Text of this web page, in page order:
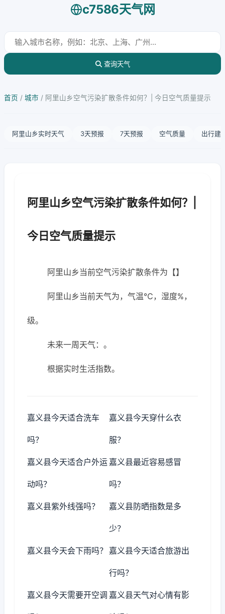
c7586天气网
查询天气
首页 / 城市 / 阿里山乡空气污染扩散条件如何？| 今日空气质量提示
阿里山乡实时天气 3天预报 7天预报 空气质量 出行建
阿里山乡空气污染扩散条件如何？|
今日空气质量提示
阿里山乡当前空气污染扩散条件为【】
阿里山乡当前天气为，气温℃，湿度%，
级。
未来一周天气：。
根据实时生活指数。
嘉义县今天适合洗车
吗？
嘉义县今天穿什么衣
服？
嘉义县今天适合户外运
动吗？
嘉义县最近容易感冒
吗？
嘉义县紫外线强吗？ 嘉义县防晒指数是多
少？
嘉义县今天会下雨吗？ 嘉义县今天适合旅游出
行吗？
嘉义县今天需要开空调 嘉义县天气对心情有影